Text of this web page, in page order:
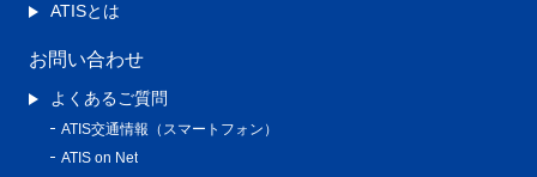
ATISとは
お問い合わせ
よくあるご質問
ATIS交通情報（スマートフォン）
ATIS on Net